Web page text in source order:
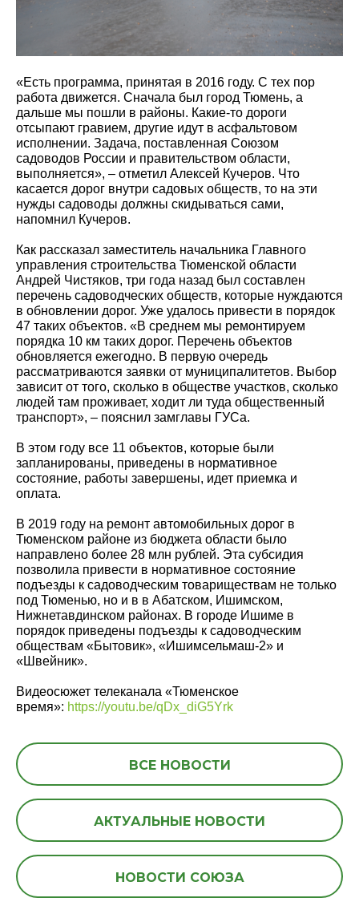
«Есть программа, принятая в 2016 году. С тех пор
работа движется. Сначала был город Тюмень, а
дальше мы пошли в районы. Какие-то дороги
отсыпают гравием, другие идут в асфальтовом
исполнении. Задача, поставленная Союзом
садоводов России и правительством области,
выполняется», – отметил Алексей Кучеров. Что
касается дорог внутри садовых обществ, то на эти
нужды садоводы должны скидываться сами,
напомнил Кучеров.
Как рассказал заместитель начальника Главного
управления строительства Тюменской области
Андрей Чистяков, три года назад был составлен
перечень садоводческих обществ, которые нуждаются
в обновлении дорог. Уже удалось привести в порядок
47 таких объектов. «В среднем мы ремонтируем
порядка 10 км таких дорог. Перечень объектов
обновляется ежегодно. В первую очередь
рассматриваются заявки от муниципалитетов. Выбор
зависит от того, сколько в обществе участков, сколько
людей там проживает, ходит ли туда общественный
транспорт», – пояснил замглавы ГУСа.
В этом году все 11 объектов, которые были
запланированы, приведены в нормативное
состояние, работы завершены, идет приемка и
оплата.
В 2019 году на ремонт автомобильных дорог в
Тюменском районе из бюджета области было
направлено более 28 млн рублей. Эта субсидия
позволила привести в нормативное состояние
подъезды к садоводческим товариществам не только
под Тюменью, но и в в Абатском, Ишимском,
Нижнетавдинском районах. В городе Ишиме в
порядок приведены подъезды к садоводческим
обществам «Бытовик», «Ишимсельмаш-2» и
«Швейник».
Видеосюжет телеканала «Тюменское
время»: https://youtu.be/qDx_diG5Yrk
ВСЕ НОВОСТИ
АКТУАЛЬНЫЕ НОВОСТИ
НОВОСТИ СОЮЗА